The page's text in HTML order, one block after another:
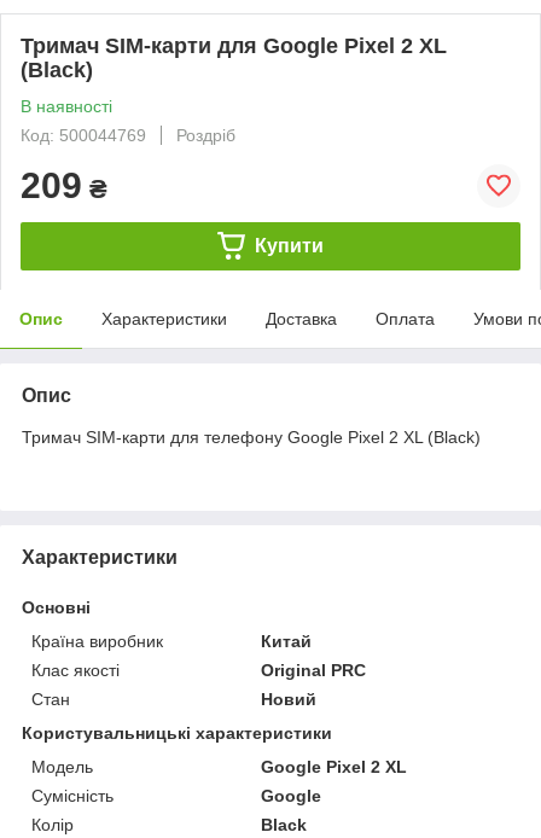
Тримач SIM-карти для Google Pixel 2 XL
(Black)
В наявності
Код: 500044769
Роздріб
209 ₴
Купити
Опис Характеристики Доставка Оплата Умови
Опис
Тримач SIM-карти для телефону Google Pixel 2 XL (Black)
Характеристики
Основні
Країна виробник
Китай
Клас якості
Original PRC
Стан
Новий
Користувальницькі характеристики
Мoдель
Google Pixel 2 XL
Сумісність
Google
Колір
Black